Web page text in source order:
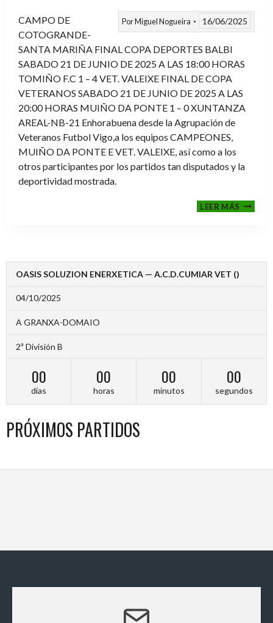
PorMiguel Nogueira 16/06/2025
CAMPO DE
COTOGRANDE-
SANTA MARIÑA FINAL COPA DEPORTES BALBI
SABADO 21 DE JUNIO DE 2025 A LAS 18:00 HORAS
TOMIÑO F.C 1 – 4 VET. VALEIXE FINAL DE COPA
VETERANOS SABADO 21 DE JUNIO DE 2025 A LAS
20:00 HORAS MUIÑO DA PONTE 1 – 0 XUNTANZA
AREAL-NB-21 Enhorabuena desde la Agrupación de
Veteranos Futbol Vigo,a los equipos CAMPEONES,
MUIÑO DA PONTE E VET. VALEIXE, así como a los
otros participantes por los partidos tan disputados y la
deportividad mostrada.
LEER MÁS
2024-
OASIS SOLUZION ENERXETICA — A.C.D.CUMIAR VET ()
04/10/2025
A GRANXA-DOMAIO
2ª División B
00
días
00
horas
00
minutos
00
segundos
PRÓXIMOS PARTIDOS